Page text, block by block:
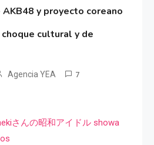
y proyecto coreano
cultural y de
Agencia YEA 7
さんの昭和アイドル showa